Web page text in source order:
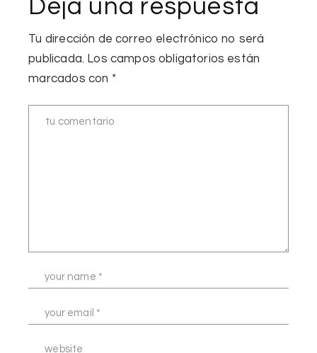
Deja una respuesta
Tu dirección de correo electrónico no será
publicada. Los campos obligatorios están
marcados con *